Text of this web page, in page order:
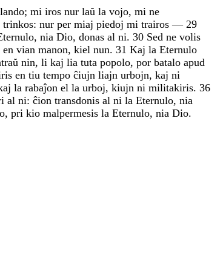
lando; mi iros nur laŭ la vojo, mi ne
trinkos: nur per miaj piedoj mi trairos— 29
, nia Dio, donas al ni. 30 Sed ne volis
en vian manon, kiel nun. 31 Kaj la Eternulo
nin, li kaj lia tuta popolo, por batalo apud
en tiu tempo ĉiujn liajn urbojn, kaj ni
la rabaĵon el la urboj, kiujn ni militakiris. 36
al ni: ĉion transdonis al ni la Eternulo, nia
, pri kio malpermesis la Eternulo, nia Dio.